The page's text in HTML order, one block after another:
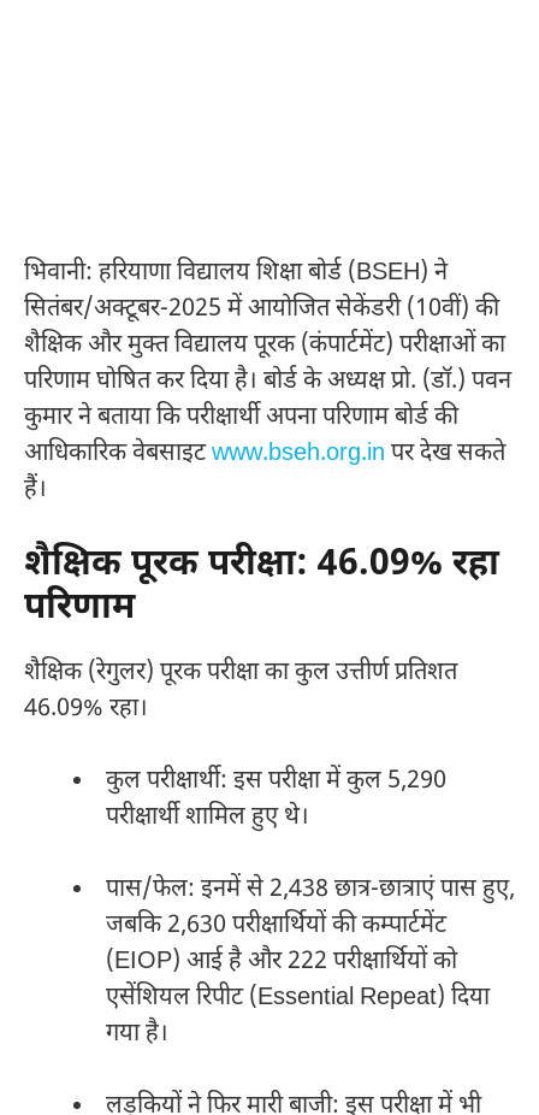
भिवानी: हरियाणा विद्यालय शिक्षा बोर्ड (BSEH) ने
सितंबर/अक्टूबर-2025 में आयोजित सेकेंडरी (10वीं) की
शैक्षिक और मुक्त विद्यालय पूरक (कंपार्टमेंट) परीक्षाओं का
परिणाम घोषित कर दिया है। बोर्ड के अध्यक्ष प्रो. (डॉ.) पवन
कुमार ने बताया कि परीक्षार्थी अपना परिणाम बोर्ड की
आधिकारिक वेबसाइटwww.bseh.org.in पर देख सकते
हैं।​
शैक्षिक पूरक परीक्षा: 46.09% रहा
परिणाम
शैक्षिक (रेगुलर) पूरक परीक्षा का कुल उत्तीर्ण प्रतिशत
46.09% रहा।
कुल परीक्षार्थी: इस परीक्षा में कुल 5,290
परीक्षार्थी शामिल हुए थे।
पास/फेल: इनमें से 2,438 छात्र-छात्राएं पास हुए,
जबकि 2,630 परीक्षार्थियों की कम्पार्टमेंट
(EIOP) आई है और 222 परीक्षार्थियों को
एसेंशियल रिपीट (Essential Repeat) दिया
गया है।
लड़कियों ने फिर मारी बाजी: इस परीक्षा में भी